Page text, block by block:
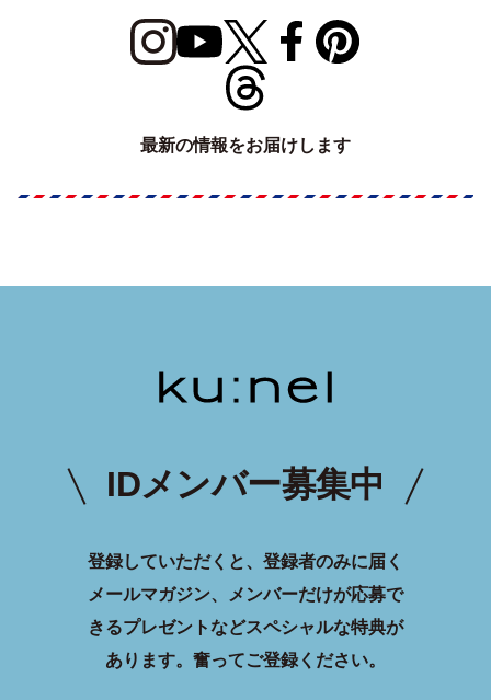
最新の情報をお届けします
IDメンバー募集中
登録していただくと、登録者のみに届く
メールマガジン、メンバーだけが応募で
きるプレゼントなどスペシャルな特典が
あります。 奮ってご登録ください。